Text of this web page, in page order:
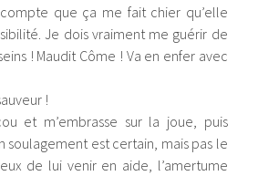
que ça me fait chier qu’elle
Je dois vraiment me guérir de
! Maudit Côme ! Va en enfer avec
!
et m’embrasse sur la joue, puis
soulagement est certain, mais pas le
de lui venir en aide, l’amertume